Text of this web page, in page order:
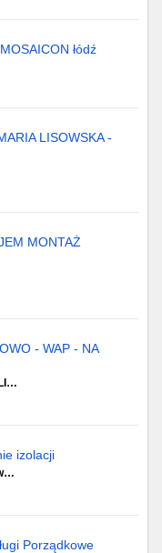
łódź
LISOWSKA -
MONTAŻ
- WAP - NA
izolacji
Porządkowe